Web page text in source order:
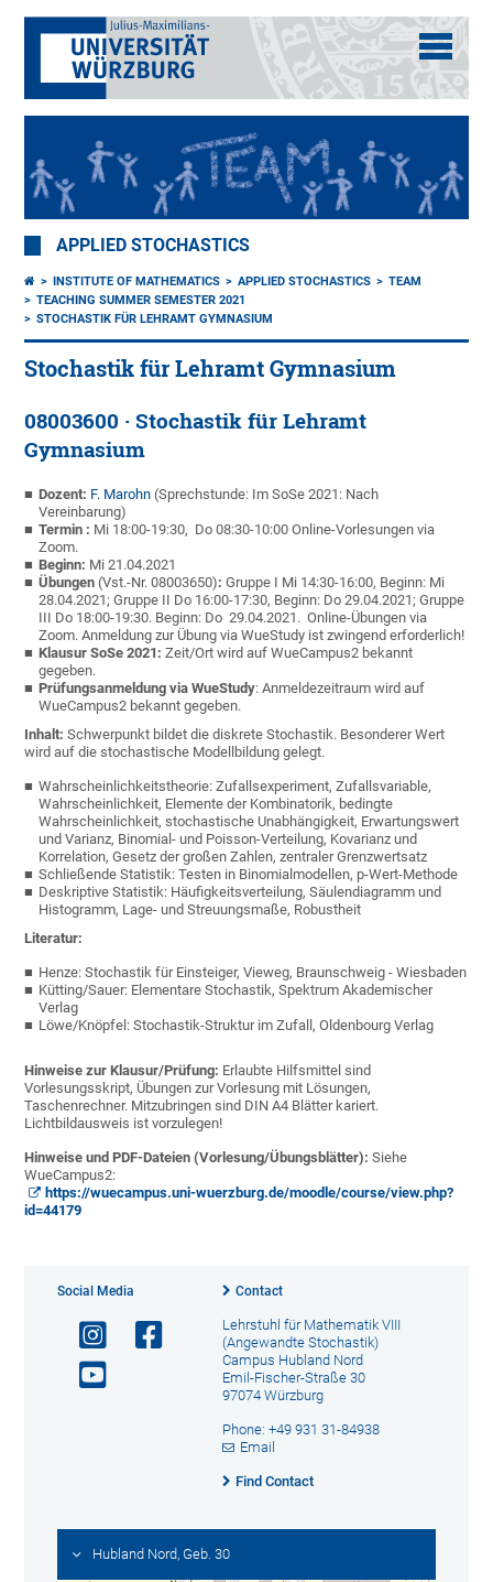
APPLIED STOCHASTICS
INSTITUTE OF MATHEMATICS APPLIED STOCHASTICS
TEAM
TEACHING SUMMER SEMESTER 2021
STOCHASTIK FÜR LEHRAMT GYMNASIUM
Stochastik für Lehramt Gymnasium
08003600 · Stochastik für Lehramt
Gymnasium
Dozent: F. Marohn (Sprechstunde: Im SoSe 2021: Nach
Vereinbarung)
Termin : Mi 18:00-19:30, Do 08:30-10:00 Online-Vorlesungen via
Zoom.
Beginn: Mi 21.04.2021
Übungen (Vst.-Nr. 08003650): Gruppe I Mi 14:30-16:00, Beginn: Mi
28.04.2021; Gruppe II Do 16:00-17:30, Beginn: Do 29.04.2021; Gruppe
III Do 18:00-19:30. Beginn: Do 29.04.2021. Online-Übungen via
Zoom. Anmeldung zur Übung via WueStudy ist zwingend erforderlich!
Klausur SoSe 2021: Zeit/Ort wird auf WueCampus2 bekannt
gegeben.
Prüfungsanmeldung via WueStudy: Anmeldezeitraum wird auf
WueCampus2 bekannt gegeben.
Inhalt: Schwerpunkt bildet die diskrete Stochastik. Besonderer Wert
wird auf die stochastische Modellbildung gelegt.
Wahrscheinlichkeitstheorie: Zufallsexperiment, Zufallsvariable,
Wahrscheinlichkeit, Elemente der Kombinatorik, bedingte
Wahrscheinlichkeit, stochastische Unabhängigkeit, Erwartungswert
und Varianz, Binomial- und Poisson-Verteilung, Kovarianz und
Korrelation, Gesetz der großen Zahlen, zentraler Grenzwertsatz
Schließende Statistik: Testen in Binomialmodellen, p-Wert-Methode
Deskriptive Statistik: Häufigkeitsverteilung, Säulendiagramm und
Histogramm, Lage- und Streuungsmaße, Robustheit
Literatur:
Henze: Stochastik für Einsteiger, Vieweg, Braunschweig - Wiesbaden
Kütting/Sauer: Elementare Stochastik, Spektrum Akademischer
Verlag
Löwe/Knöpfel: Stochastik-Struktur im Zufall, Oldenbourg Verlag
Hinweise zur Klausur/Prüfung: Erlaubte Hilfsmittel sind
Vorlesungsskript, Übungen zur Vorlesung mit Lösungen,
Taschenrechner. Mitzubringen sind DIN A4 Blätter kariert.
Lichtbildausweis ist vorzulegen!
Hinweise und PDF-Dateien (Vorlesung/Übungsblätter): Siehe
WueCampus2:
https://wuecampus.uni-wuerzburg.de/moodle/course/view.php?
id=44179
Social Media Contact
Lehrstuhl für Mathematik VIII
(Angewandte Stochastik)
Campus Hubland Nord
Emil-Fischer-Straße 30
97074 Würzburg
Phone: +49 931 31-84938
Email
Find Contact
Hubland Nord, Geb. 30